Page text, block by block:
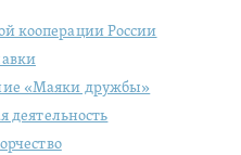
кооперации России
«Маяки дружбы»
деятельность